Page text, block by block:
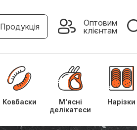
Продукція
Оптовим
клієнтам
Ковбаски
М'ясні
делікатеси
Нарізки